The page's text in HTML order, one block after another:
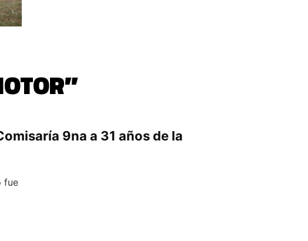
9na a 31 años de la
fue